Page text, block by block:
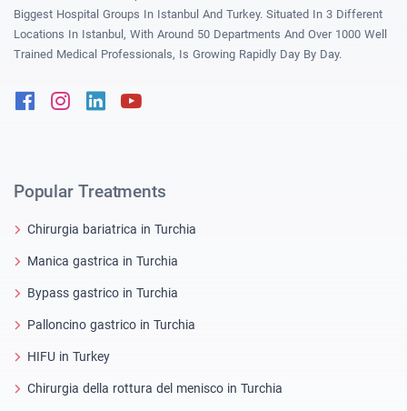
Biggest Hospital Groups In Istanbul And Turkey. Situated In 3 Different
Locations In Istanbul, With Around 50 Departments And Over 1000 Well
Trained Medical Professionals, Is Growing Rapidly Day By Day.
FacebookInstagram
Linkedin
Popular Treatments
Chirurgia bariatrica in Turchia
Manica gastrica in Turchia
Bypass gastrico in Turchia
Palloncino gastrico in Turchia
HIFU in Turkey
Chirurgia della rottura del menisco in Turchia